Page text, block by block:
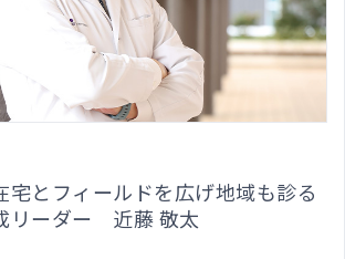
宅とフィールドを広げ地域も診る
リーダー 近藤 敬太